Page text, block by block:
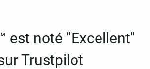
est noté "Excellent"
Trustpilot